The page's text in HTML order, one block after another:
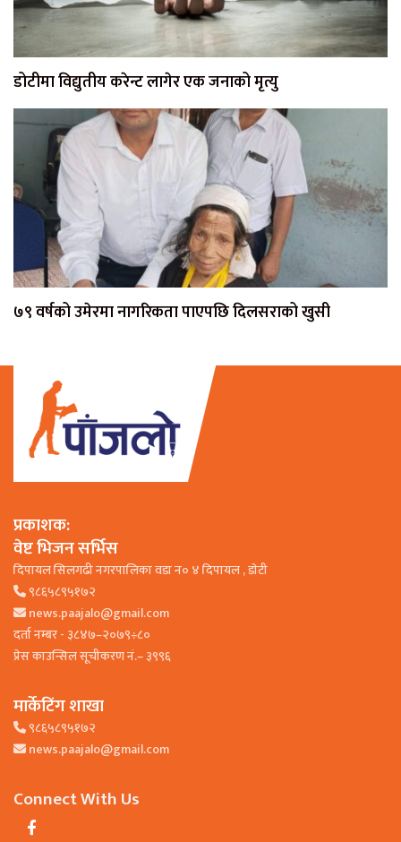
डोटीमा विद्युतीय करेन्ट लागेर एक जनाको मृत्यु
७९ वर्षको उमेरमा नागरिकता पाएपछि दिलसराको खुसी
प्रकाशक:
वेष्ट भिजन सर्भिस
दिपायल सिलगढी नगरपालिका वडा न० ४ दिपायल , डाेटी
९८६५८९५१७२
news.paajalo@gmail.com
दर्ता नम्बर - ३८४७–२०७९÷८०
प्रेस काउन्सिल सूचीकरण नं.– ३९९६
मार्केटिंग शाखा
९८६५८९५१७२
news.paajalo@gmail.com
Connect With Us